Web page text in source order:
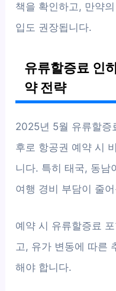
책을 확인하고, 만약
입도 권장됩니다.
유류할증료 인
약 전략
2025년 5월 유류할증
후로 항공권 예약 시
니다. 특히 태국, 동남
여행 경비 부담이 줄
예약 시 유류할증료
고, 유가 변동에 따른
해야 합니다.